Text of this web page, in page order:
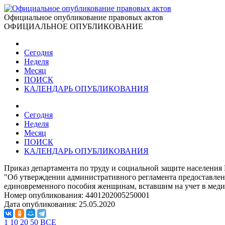
Официальное опубликование правовых актов
ОФИЦИАЛЬНОЕ ОПУБЛИКОВАНИЕ
Сегодня
Неделя
Месяц
ПОИСК
КАЛЕНДАРЬ ОПУБЛИКОВАНИЯ
Сегодня
Неделя
Месяц
ПОИСК
КАЛЕНДАРЬ ОПУБЛИКОВАНИЯ
Приказ департамента по труду и социальной защите
"Об утверждении административного регламента
единовременного пособия женщинам, вставшим на учет в
Номер опубликования: 4401202005250001
Дата опубликования: 25.05.2020
1 10 20 50 ВСЕ